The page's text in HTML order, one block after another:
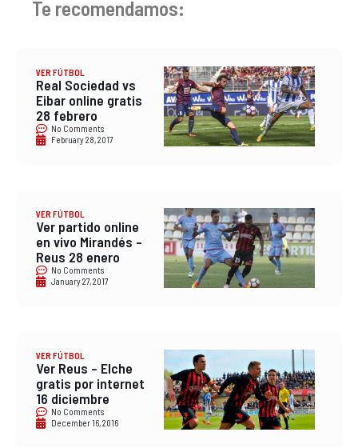
Te recomendamos:
VER FÚTBOL
Real Sociedad vs
Eibar online gratis
28 febrero
No Comments
February 28, 2017
VER FÚTBOL
Ver partido online
en vivo Mirandés –
Reus 28 enero
No Comments
January 27, 2017
VER FÚTBOL
Ver Reus – Elche
gratis por internet
16 diciembre
No Comments
December 16, 2016